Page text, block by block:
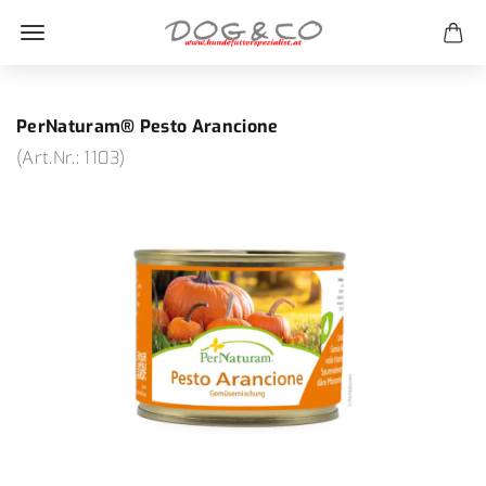
PerNaturam® Pesto Arancione
(Art.Nr.: 1103)